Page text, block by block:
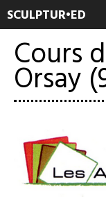
SCULPTUR•ED
Cours
Orsay